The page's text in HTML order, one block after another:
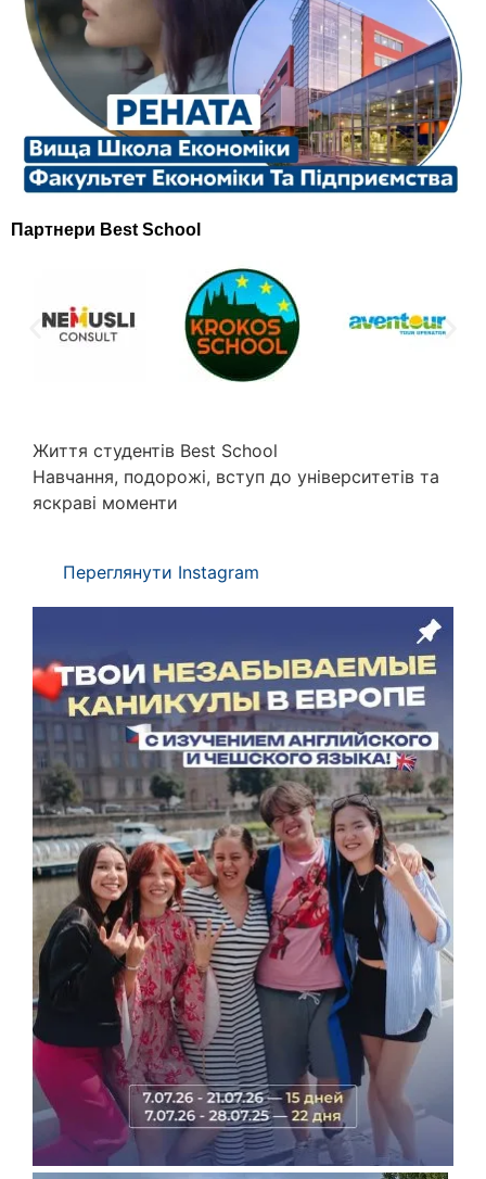
Партнери Best School
Життя студентів Best School
Навчання, подорожі, вступ до університетів та
яскраві моменти
Переглянути Instagram